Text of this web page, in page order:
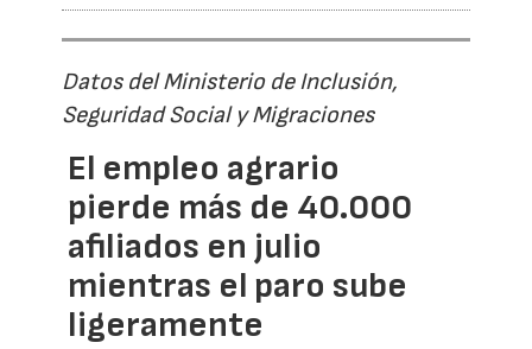
Datos del Ministerio de Inclusión,
Seguridad Social y Migraciones
El empleo agrario
pierde más de 40.000
afiliados en julio
mientras el paro sube
ligeramente